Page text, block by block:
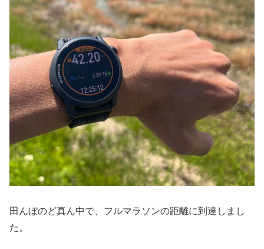
田んぼのど真ん中で、フルマラソンの距離に到達しまし
た。